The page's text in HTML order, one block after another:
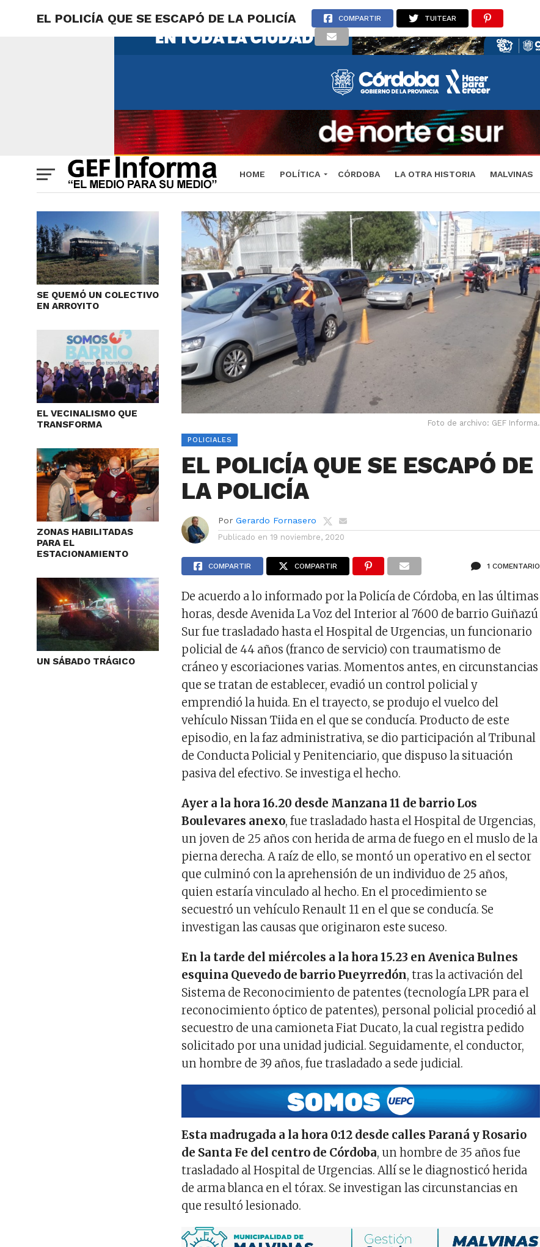
HOME POLÍTICA CÓRDOBA LA OTRA HISTORIA MALVINAS
EL POLICÍA QUE SE ESCAPÓ DE LA POLICÍA COMPARTIR TUITEAR
SE QUEMÓ UN COLECTIVO
EN ARROYITO
EL VECINALISMO QUE
TRANSFORMA
ZONAS HABILITADAS
PARA EL
ESTACIONAMIENTO
UN SÁBADO TRÁGICO
Foto de archivo: GEF Informa.
POLICIALES
EL POLICÍA QUE SE ESCAPÓ DE
LA POLICÍA
Por Gerardo Fornasero
Publicado en 19 noviembre, 2020
COMPARTIR COMPARTIR 1 COMENTARIO
De acuerdo a lo informado por la Policía de Córdoba, en las últimas
horas, desde Avenida La Voz del Interior al 7600 de barrio Guiñazú
Sur fue trasladado hasta el Hospital de Urgencias, un funcionario
policial de 44 años (franco de servicio) con traumatismo de
cráneo y escoriaciones varias. Momentos antes, en circunstancias
que se tratan de establecer, evadió un control policial y
emprendió la huida. En el trayecto, se produjo el vuelco del
vehículo Nissan Tiida en el que se conducía. Producto de este
episodio, en la faz administrativa, se dio participación al Tribunal
de Conducta Policial y Penitenciario, que dispuso la situación
pasiva del efectivo. Se investiga el hecho.
Ayer a la hora 16.20 desde Manzana 11 de barrio Los
Boulevares anexo, fue trasladado hasta el Hospital de Urgencias,
un joven de 25 años con herida de arma de fuego en el muslo de la
pierna derecha. A raíz de ello, se montó un operativo en el sector
que culminó con la aprehensión de un individuo de 25 años,
quien estaría vinculado al hecho. En el procedimiento se
secuestró un vehículo Renault 11 en el que se conducía. Se
investigan las causas que originaron este suceso.
En la tarde del miércoles a la hora 15.23 en Avenica Bulnes
esquina Quevedo de barrio Pueyrredón, tras la activación del
Sistema de Reconocimiento de patentes (tecnología LPR para el
reconocimiento óptico de patentes), personal policial procedió al
secuestro de una camioneta Fiat Ducato, la cual registra pedido
solicitado por una unidad judicial. Seguidamente, el conductor,
un hombre de 39 años, fue trasladado a sede judicial.
Esta madrugada a la hora 0:12 desde calles Paraná y Rosario
de Santa Fe del centro de Córdoba, un hombre de 35 años fue
trasladado al Hospital de Urgencias. Allí se le diagnosticó herida
de arma blanca en el tórax. Se investigan las circunstancias en
que resultó lesionado.